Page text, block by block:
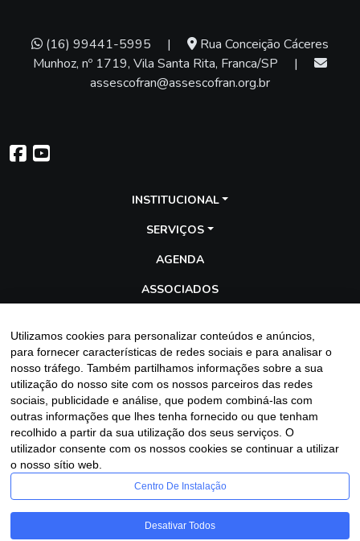
(16) 99441-5995 |
Rua Conceição Cáceres
Munhoz, nº 1719, Vila Santa Rita, Franca/SP
|
assescofran@assescofran.org.br
INSTITUCIONAL
SERVIÇOS
AGENDA
ASSOCIADOS
GALERIA
BLOG
Entre em contato
Utilizamos cookies para personalizar conteúdos e anúncios,
para fornecer características de redes sociais e para analisar o
nosso tráfego. Também partilhamos informações sobre a sua
utilização do nosso site com os nossos parceiros das redes
sociais, publicidade e análise, que podem combiná-las com
outras informações que lhes tenha fornecido ou que tenham
recolhido a partir da sua utilização dos seus serviços. O
utilizador consente com os nossos cookies se continuar a utilizar
o nosso sítio web.
Centro De Instalação
Desativar Todos